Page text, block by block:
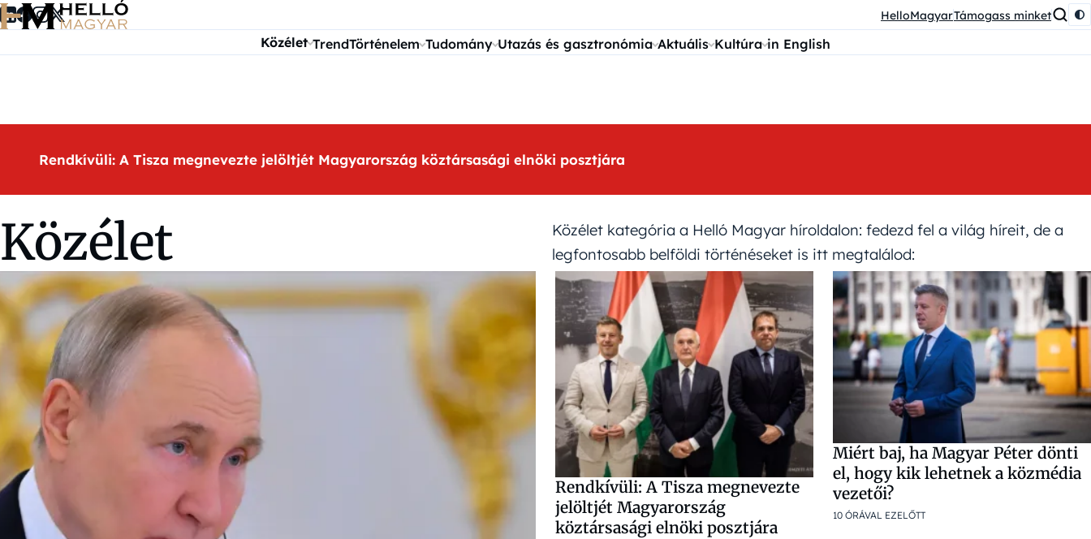
Ugrás a tartalomra HelloMagyarTámogass minket
Közélet TrendTörténelem Tudomány Utazás és gasztronómia Aktuális Kultúra in English
Rendkívüli: A Tisza megnevezte jelöltjét Magyarország köztársasági elnöki posztjára
Közélet
Közélet kategória a Helló Magyar híroldalon: fedezd fel a világ híreit, de a
legfontosabb belföldi történéseket is itt megtalálod:
Rendkívüli: A Tisza megnevezte
jelöltjét Magyarország
köztársasági elnöki posztjára
Miért baj, ha Magyar Péter dönti
el, hogy kik lehetnek a közmédia
vezetői?
10 ÓRÁVAL EZELŐTT